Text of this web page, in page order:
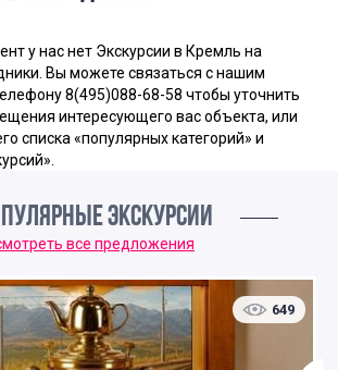
у нас нет Экскурсии в Кремль на
Вы можете связаться с нашим
8(495)088-68-58 чтобы уточнить
интересующего вас объекта, или
списка «популярных категорий» и
ЭКСКУРСИИ
все предложения
649